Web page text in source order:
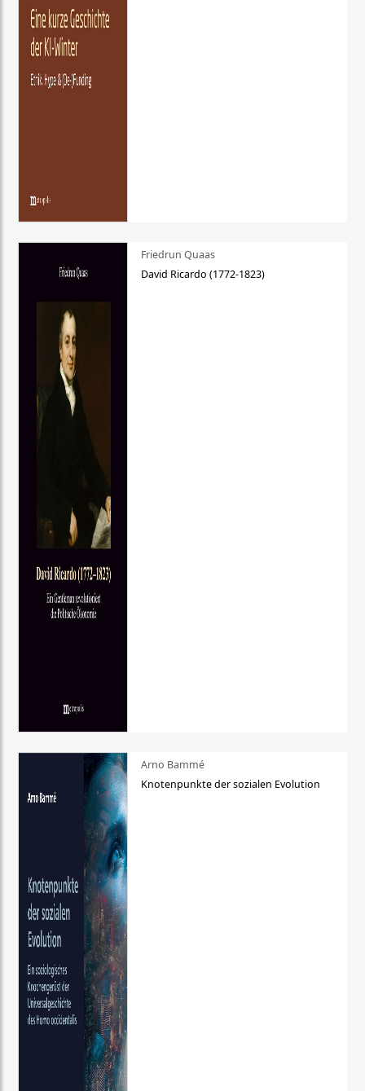
Friedrun Quaas
David Ricardo (1772-1823)
Arno Bammé
Knotenpunkte der sozialen Evolution